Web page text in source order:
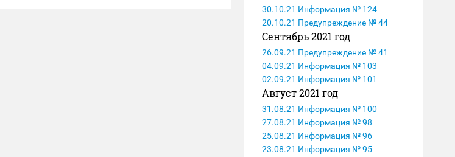
30.10.21 Информация № 124
20.10.21 Предупреждение № 44
Сентябрь 2021 год
26.09.21 Предупреждение № 41
04.09.21 Информация № 103
02.09.21 Информация № 101
Август 2021 год
31.08.21 Информация № 100
27.08.21 Информация № 98
25.08.21 Информация № 96
23.08.21 Информация № 95